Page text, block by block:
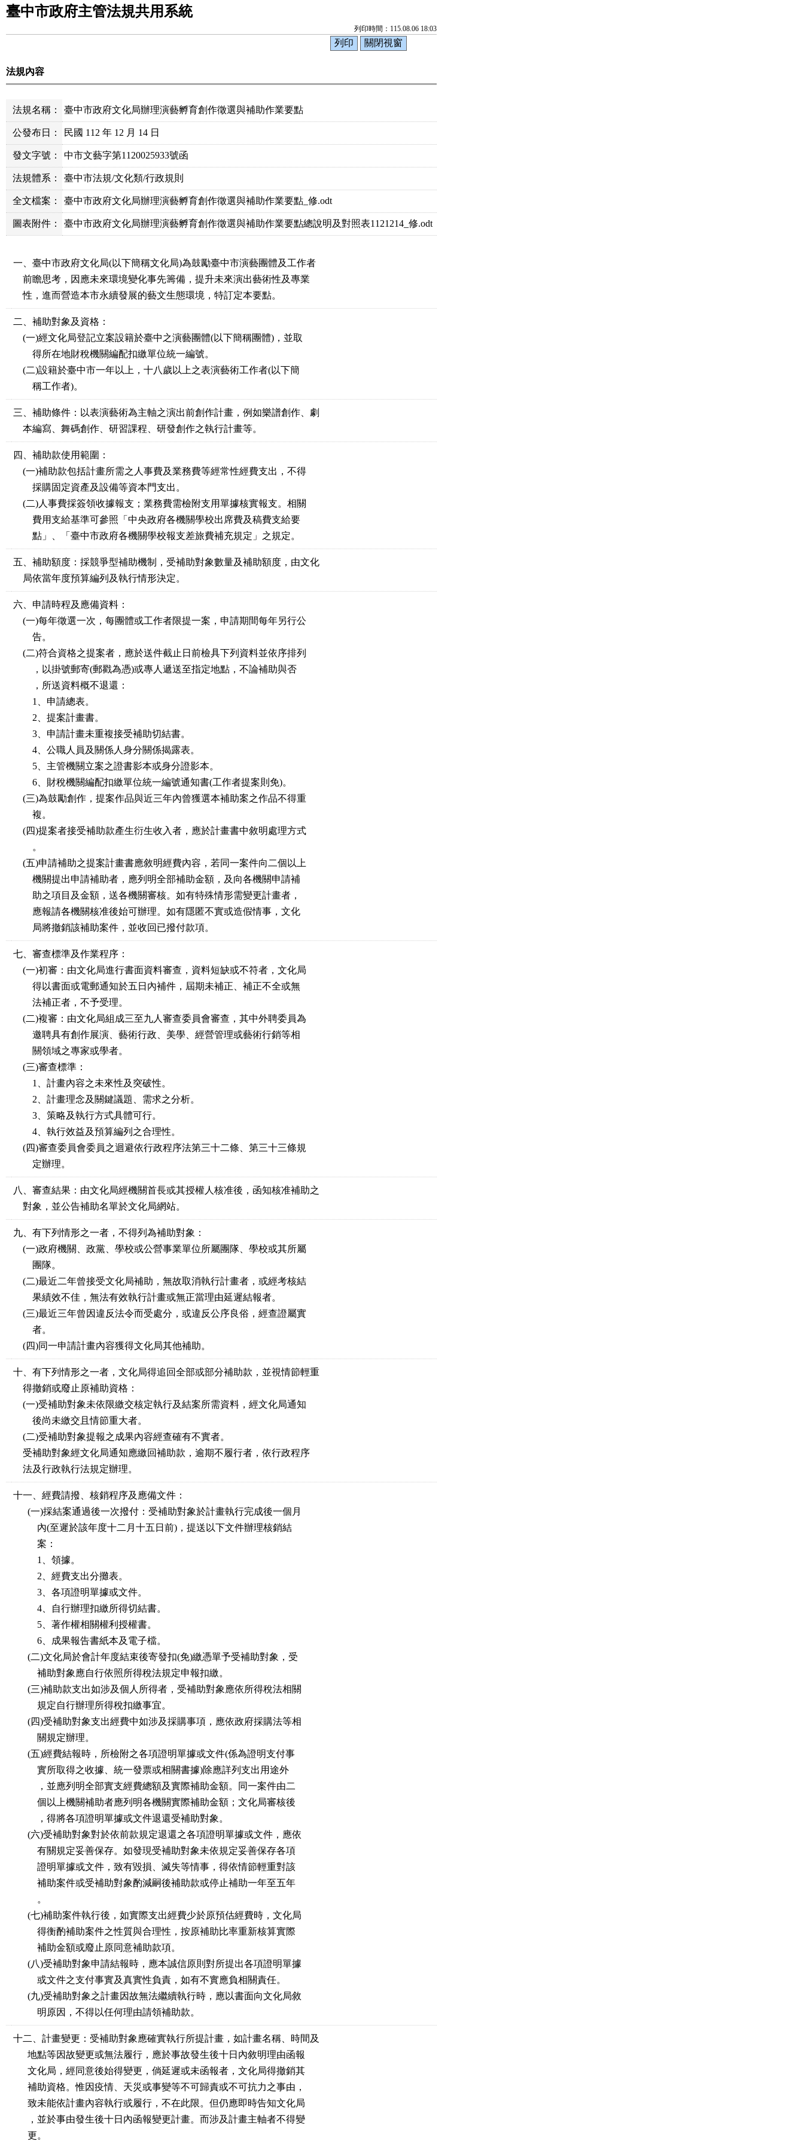
臺中市政府主管法規共用系統
列印時間：115.08.06 18:03
法規內容
法規名稱： 臺中市政府文化局辦理演藝孵育創作徵選與補助作業要點
公發布日： 民國 112 年 12 月 14 日
發文字號： 中市文藝字第1120025933號函
法規體系： 臺中市法規/文化類/行政規則
全文檔案： 臺中市政府文化局辦理演藝孵育創作徵選與補助作業要點_修.odt
圖表附件： 臺中市政府文化局辦理演藝孵育創作徵選與補助作業要點總說明及對照表1121214_修.odt
一、臺中市政府文化局(以下簡稱文化局)為鼓勵臺中市演藝團體及工作者
前瞻思考，因應未來環境變化事先籌備，提升未來演出藝術性及專業
性，進而營造本市永續發展的藝文生態環境，特訂定本要點。
二、補助對象及資格：
(一)經文化局登記立案設籍於臺中之演藝團體(以下簡稱團體)，並取
得所在地財稅機關編配扣繳單位統一編號。
(二)設籍於臺中市一年以上，十八歲以上之表演藝術工作者(以下簡
稱工作者)。
三、補助條件：以表演藝術為主軸之演出前創作計畫，例如樂譜創作、劇
本編寫、舞碼創作、研習課程、研發創作之執行計畫等。
四、補助款使用範圍：
(一)補助款包括計畫所需之人事費及業務費等經常性經費支出，不得
採購固定資產及設備等資本門支出。
(二)人事費採簽領收據報支；業務費需檢附支用單據核實報支。相關
費用支給基準可參照「中央政府各機關學校出席費及稿費支給要
點」、「臺中市政府各機關學校報支差旅費補充規定」之規定。
五、補助額度：採競爭型補助機制，受補助對象數量及補助額度，由文化
局依當年度預算編列及執行情形決定。
六、申請時程及應備資料：
(一)每年徵選一次，每團體或工作者限提一案，申請期間每年另行公
告。
(二)符合資格之提案者，應於送件截止日前檢具下列資料並依序排列
，以掛號郵寄(郵戳為憑)或專人遞送至指定地點，不論補助與否
，所送資料概不退還：
1、申請總表。
2、提案計畫書。
3、申請計畫未重複接受補助切結書。
4、公職人員及關係人身分關係揭露表。
5、主管機關立案之證書影本或身分證影本。
6、財稅機關編配扣繳單位統一編號通知書(工作者提案則免)。
(三)為鼓勵創作，提案作品與近三年內曾獲選本補助案之作品不得重
複。
(四)提案者接受補助款產生衍生收入者，應於計畫書中敘明處理方式
。
(五)申請補助之提案計畫書應敘明經費內容，若同一案件向二個以上
機關提出申請補助者，應列明全部補助金額，及向各機關申請補
助之項目及金額，送各機關審核。如有特殊情形需變更計畫者，
應報請各機關核准後始可辦理。如有隱匿不實或造假情事，文化
局將撤銷該補助案件，並收回已撥付款項。
七、審查標準及作業程序：
(一)初審：由文化局進行書面資料審查，資料短缺或不符者，文化局
得以書面或電郵通知於五日內補件，屆期未補正、補正不全或無
法補正者，不予受理。
(二)複審：由文化局組成三至九人審查委員會審查，其中外聘委員為
邀聘具有創作展演、藝術行政、美學、經營管理或藝術行銷等相
關領域之專家或學者。
(三)審查標準：
1、計畫內容之未來性及突破性。
2、計畫理念及關鍵議題、需求之分析。
3、策略及執行方式具體可行。
4、執行效益及預算編列之合理性。
(四)審查委員會委員之迴避依行政程序法第三十二條、第三十三條規
定辦理。
八、審查結果：由文化局經機關首長或其授權人核准後，函知核准補助之
對象，並公告補助名單於文化局網站。
九、有下列情形之一者，不得列為補助對象：
(一)政府機關、政黨、學校或公營事業單位所屬團隊、學校或其所屬
團隊。
(二)最近二年曾接受文化局補助，無故取消執行計畫者，或經考核結
果績效不佳，無法有效執行計畫或無正當理由延遲結報者。
(三)最近三年曾因違反法令而受處分，或違反公序良俗，經查證屬實
者。
(四)同一申請計畫內容獲得文化局其他補助。
十、有下列情形之一者，文化局得追回全部或部分補助款，並視情節輕重
得撤銷或廢止原補助資格：
(一)受補助對象未依限繳交核定執行及結案所需資料，經文化局通知
後尚未繳交且情節重大者。
(二)受補助對象提報之成果內容經查確有不實者。
受補助對象經文化局通知應繳回補助款，逾期不履行者，依行政程序
法及行政執行法規定辦理。
十一、經費請撥、核銷程序及應備文件：
(一)採結案通過後一次撥付：受補助對象於計畫執行完成後一個月
內(至遲於該年度十二月十五日前)，提送以下文件辦理核銷結
案：
1、領據。
2、經費支出分攤表。
3、各項證明單據或文件。
4、自行辦理扣繳所得切結書。
5、著作權相關權利授權書。
6、成果報告書紙本及電子檔。
(二)文化局於會計年度結束後寄發扣(免)繳憑單予受補助對象，受
補助對象應自行依照所得稅法規定申報扣繳。
(三)補助款支出如涉及個人所得者，受補助對象應依所得稅法相關
規定自行辦理所得稅扣繳事宜。
(四)受補助對象支出經費中如涉及採購事項，應依政府採購法等相
關規定辦理。
(五)經費結報時，所檢附之各項證明單據或文件(係為證明支付事
實所取得之收據、統一發票或相關書據)除應詳列支出用途外
，並應列明全部實支經費總額及實際補助金額。同一案件由二
個以上機關補助者應列明各機關實際補助金額；文化局審核後
，得將各項證明單據或文件退還受補助對象。
(六)受補助對象對於依前款規定退還之各項證明單據或文件，應依
有關規定妥善保存。如發現受補助對象未依規定妥善保存各項
證明單據或文件，致有毀損、滅失等情事，得依情節輕重對該
補助案件或受補助對象酌減嗣後補助款或停止補助一年至五年
。
(七)補助案件執行後，如實際支出經費少於原預估經費時，文化局
得衡酌補助案件之性質與合理性，按原補助比率重新核算實際
補助金額或廢止原同意補助款項。
(八)受補助對象申請結報時，應本誠信原則對所提出各項證明單據
或文件之支付事實及真實性負責，如有不實應負相關責任。
(九)受補助對象之計畫因故無法繼續執行時，應以書面向文化局敘
明原因，不得以任何理由請領補助款。
十二、計畫變更：受補助對象應確實執行所提計畫，如計畫名稱、時間及
地點等因故變更或無法履行，應於事故發生後十日內敘明理由函報
文化局，經同意後始得變更，倘延遲或未函報者，文化局得撤銷其
補助資格。惟因疫情、天災或事變等不可歸責或不可抗力之事由，
致未能依計畫內容執行或履行，不在此限。但仍應即時告知文化局
，並於事由發生後十日內函報變更計畫。而涉及計畫主軸者不得變
更。